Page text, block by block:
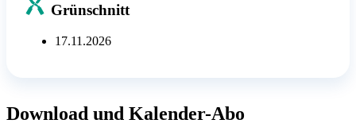
Grünschnitt
17.11.2026
Download und Kalender-Abo